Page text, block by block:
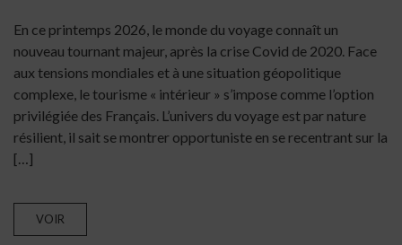
En ce printemps 2026, le monde du voyage connaît un
nouveau tournant majeur, après la crise Covid de 2020. Face
aux tensions mondiales et à une situation géopolitique
complexe, le tourisme « intérieur » s’impose comme l’option
privilégiée des Français. L’univers du voyage est par nature
résilient, il sait se montrer opportuniste en se recentrant sur la
[…]
VOIR